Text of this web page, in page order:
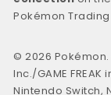
Pokémon
© 2026
Inc./GAME
Nintendo Switch,